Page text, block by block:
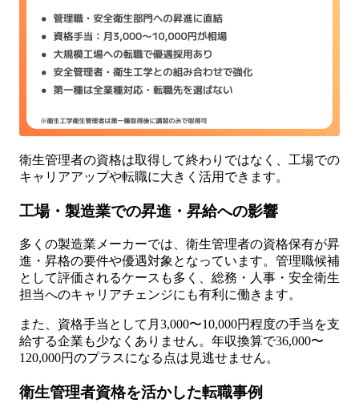
衛生管理者の資格は取得して終わりではなく、工場での
キャリアアップや転職に大きく活用できます。
工場・製造業での昇進・昇給への影響
多くの製造業メーカーでは、衛生管理者の資格保有が昇
進・昇格の要件や優遇対象となっています。管理職候補
として評価されるケースも多く、総務・人事・安全衛生
担当へのキャリアチェンジにも有利に働きます。
また、資格手当として月3,000〜10,000円程度の手当を支
給する企業も少なくありません。年収換算で36,000〜
120,000円のプラスになる点は見逃せません。
衛生管理者資格を活かした転職事例